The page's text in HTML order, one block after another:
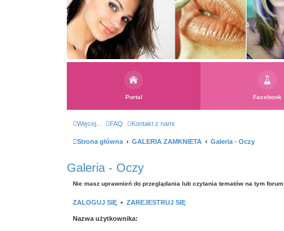
Portal Facebook
Więcej… FAQ Kontakt z nami
Strona główna GALERIA ZAMKNIETA Galeria - Oczy
Galeria - Oczy
Nie masz uprawnień do przeglądania lub czytania tematów na tym forum.
ZALOGUJ SIĘ • ZAREJESTRUJ SIĘ
Nazwa użytkownika: